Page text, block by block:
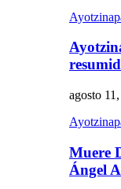
agosto
Muere
Ángel